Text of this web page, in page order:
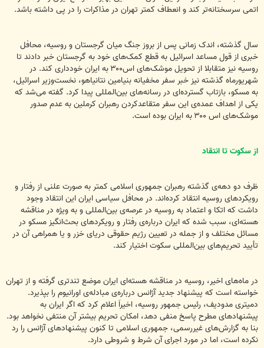
اتمی سرسختانه‌تر کند و انعطاف کمتر تهران در مذاکرات را در پی داشته باشد.
سال گذشته، اندک زمانی پس از بروز جنگ میان گرجستان و روسیه، محافل
خبری از قول مساعد اسرائیل به قطع کمک‌های خود به گرجستان خبر دادند تا
روسیه نیز متقابلا از تحویل موشک‌های اس۳۰۰ به ایران خودداری کند. در
شهریورماه گذشته نیز خبر سفر مخفیانه بنیامین نتانیاهو، نخست‌وزیر اسرائیل،
به مسکو، بازتاب گسترده‌ای در رسانه‌های بین‌المللی پیدا کرد. گفته می‌شد که
یکی از اهداف عمده‌ی این سفر متقاعدکردن رهبران کرملین به عدم صدور
موشک‌های اس ۳۰۰ به ایران بوده است.
از سکوت تا انتقاد
ظرف دو دهه‌ی گذشته رهبران جمهوری اسلامی کمتر به صورت علنی از رفتار و
رویکردهای روسیه انتقاد کرده‌اند. در محافل سیاسی ایران این انتقاد وجود
داشت که اتکا و اعتماد به روسیه در عرصه‌ی بین‌المللی و به ویژه در مناقشه
هسته‌ای، سبب شده که ایران درباره‌ی رفتار و رویکردهای بحث‌انگیز مسکو در
مسائل مختلف و از جمله در تعیین رژیم حقوقی دریای خزر و یا همراهی آن در
تأیید تحریم‌های بین‌المللی سکوت اختیار کند.
در ماه‌های اخیر، روسیه در مناقشه هسته‌ای ایران موضع تندتری گرفته و از تهران
خواسته است که پیشنهاد جدید آژانس درباره‌ی مبادله‌ی اورانیوم را بپذیرد.
دمیتری مدودیف، رئیس جمهور روسیه، اخیراَ اعلام کرد که اگر ایران به
پیشنهادهای مطرح پاسخ منفی دهد، امکان تحریم بیشتر آن منتفی نخواهد بود.
بنا به گزارش‌های غیررسمی، جمهوری اسلامی تا کنون پیشنهادهای آژانس را رد
نکرده است، اما در مورد اجرای آن شرط و شروطی دارد.